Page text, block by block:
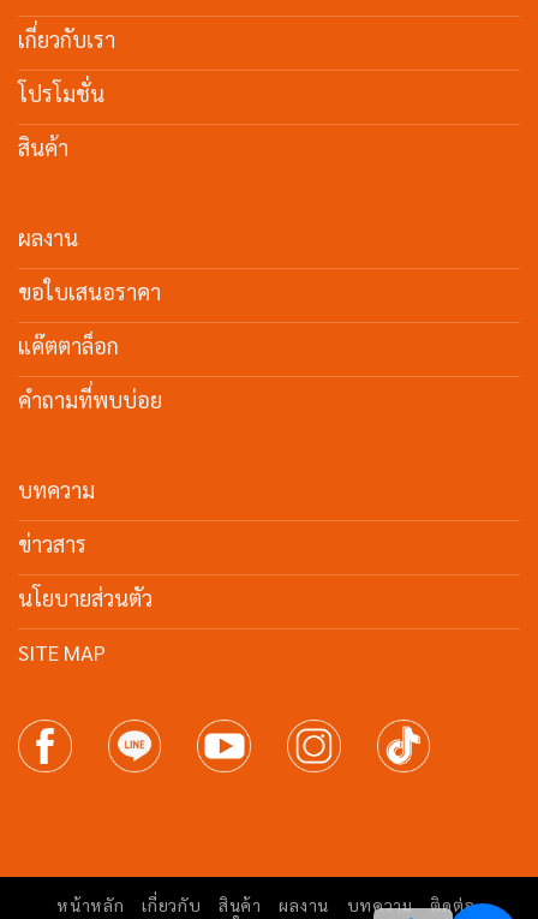
เกี่ยวกับเรา
โปรโมชั่น
สินค้า
ผลงาน
ขอใบเสนอราคา
แค๊ตตาล็อก
คำถามที่พบบ่อย
บทความ
ข่าวสาร
นโยบายส่วนตัว
SITE MAP
หน้าหลัก เกี่ยวกับ สินค้า ผลงาน บทความ
ติดต่อ